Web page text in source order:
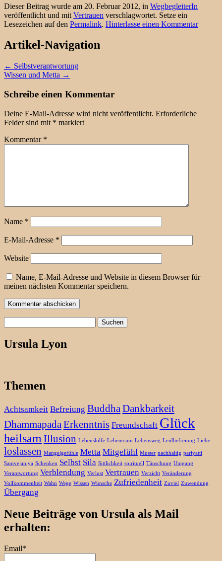
Dieser Beitrag wurde am 20. Februar 2012, in WegbegleiterIn
veröffentlicht und mit Vertrauen verschlagwortet. Setze ein
Lesezeichen auf den Permalink. Hinterlasse einen Kommentar
Artikel-Navigation
← Selbstverantwortung
Wissen und Metta →
Schreibe einen Kommentar
Deine E-Mail-Adresse wird nicht veröffentlicht. Erforderliche
Felder sind mit * markiert
Kommentar *
Name *
E-Mail-Adresse *
Website
Name, E-Mail-Adresse und Website in diesem Browser für
meinen nächsten Kommentar speichern.
nach:
Ursula Lyon
Themen
Achtsamkeit Befreiung BuddhaDankbarkeit
DhammapadaErkenntnis Freundschaft Glück
heilsam Illusion Lebenshilfe Lebenssinn Lebensweg Leidbefreiung Liebe
loslassen Mangelgefühle Metta Mitgefühl Muster nachhaltig pariyatti
Samvejaniya Schenken Selbst Sila Sittlichkeit spirituell Täuschung Umgang
Verantwortung Verblendung Verlust Vertrauen Verzicht Veränderung
Vollkommenheit Wahn Wege Wissen Wünsche Zufriedenheit Zuviel Zuwendung
Übergang
Neue Beiträge von Ursula als Mail
erhalten:
Email*